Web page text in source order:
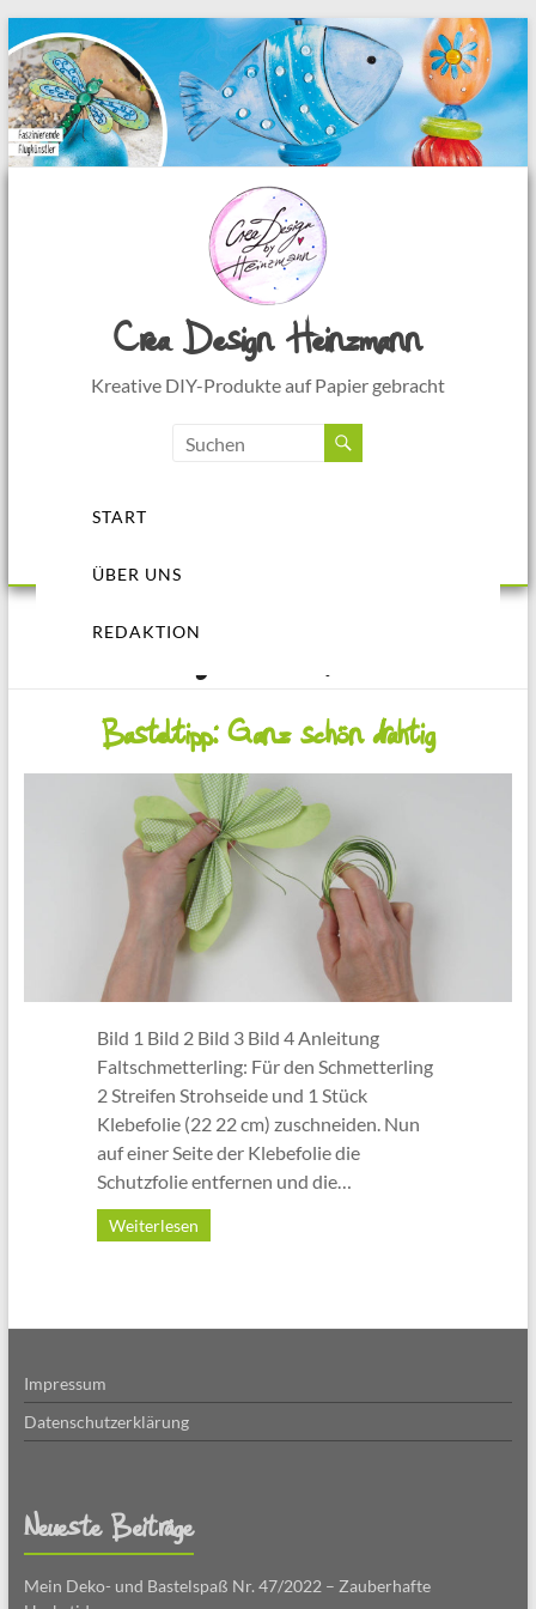
Zum
Inhalt
springen
Crea Design Heinzmann
Kreative DIY-Produkte auf Papier gebracht
MenüSTART
ÜBER UNS
REDAKTION
Basteltipp: Ganz schön drahtig
Bild 1 Bild 2 Bild 3 Bild 4 Anleitung
Faltschmetterling: Für den Schmetterling
2 Streifen Strohseide und 1 Stück
Klebefolie (22 22 cm) zuschneiden. Nun
auf einer Seite der Klebefolie die
Schutzfolie entfernen und die…
Weiterlesen
Impressum
Datenschutzerklärung
Neueste Beiträge
Mein Deko- und Bastelspaß Nr. 47/2022 – Zauberhafte